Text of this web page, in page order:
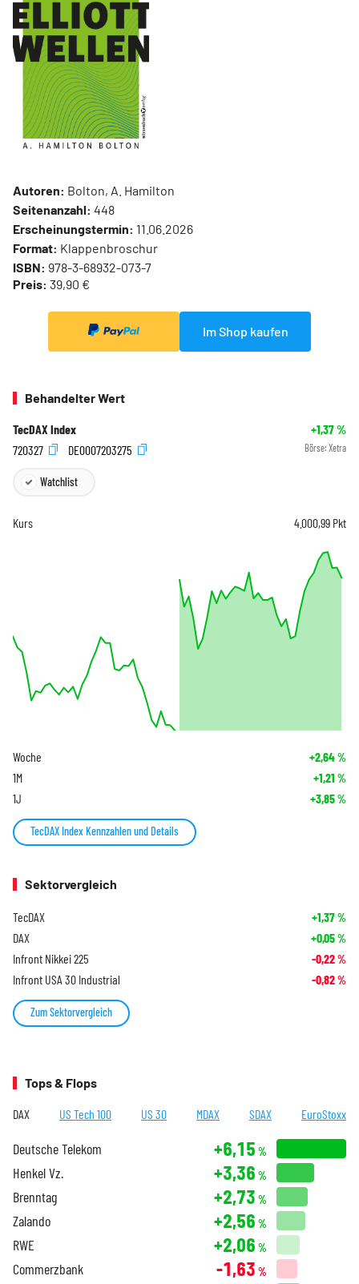
Autoren: Bolton, A. Hamilton
Seitenanzahl: 448
Erscheinungstermin: 11.06.2026
Format: Klappenbroschur
ISBN: 978-3-68932-073-7
Preis: 39,90 €
Im Shop kaufen
Behandelter Wert
TecDAX Index +1,37%
720327
DE0007203275 Börse: Xetra
Watchlist
Kurs 4.000,99 Pkt
Woche +2,64%
1M +1,21 %
1J +3,85%
TecDAX Index Kennzahlen und Details
Sektorvergleich
TecDAX +1,37%
DAX +0,05%
Infront Nikkei 225 -0,22%
Infront USA 30 Industrial -0,82%
Zum Sektorvergleich
Tops & Flops
DAX US Tech 100 US 30 MDAX SDAX EuroStoxx
Deutsche Telekom +6,15 %
Henkel Vz. +3,36 %
Brenntag +2,73 %
Zalando +2,56 %
RWE +2,06 %
Commerzbank -1,63 %